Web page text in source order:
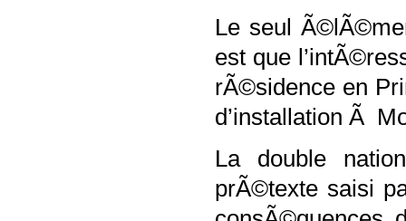
Le seul
est que
rÃ©sidence en
d’installation Ã
La double
prÃ©texte saisi